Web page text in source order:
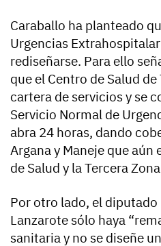
Caraballo ha planteado
Urgencias
rediseñarse. Para ello
que el Centro de Salud
cartera de servicios y se
Servicio Normal de
abra 24 horas, dando
Argana y Maneje que aún
de Salud y la Tercera
Por otro lado, el
Lanzarote sólo haya
sanitaria y no se diseñe